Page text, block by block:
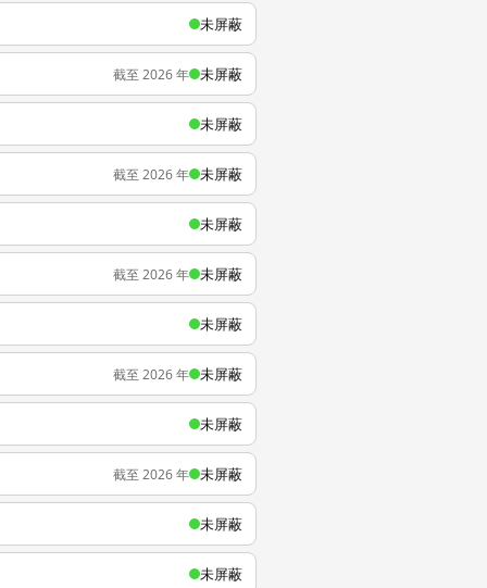
未屏蔽
截至 2026 年 未屏蔽
未屏蔽
截至 2026 年 未屏蔽
未屏蔽
截至 2026 年 未屏蔽
未屏蔽
截至 2026 年 未屏蔽
未屏蔽
截至 2026 年 未屏蔽
未屏蔽
未屏蔽